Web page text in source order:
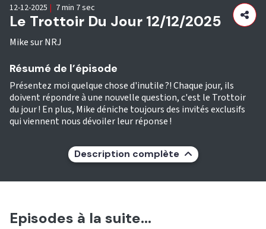
Le Trottoir Du Jour 12/12/2025
Mike sur NRJ
12-12-2025 | 7 min 7 sec
Résumé de l’épisode
Présentez moi quelque chose d'inutile ?! Chaque jour, ils
doivent répondre à une nouvelle question, c'est le Trottoir
du jour ! En plus, Mike déniche toujours des invités exclusifs
qui viennent nous dévoiler leur réponse !
Description complète
Episodes à la suite...